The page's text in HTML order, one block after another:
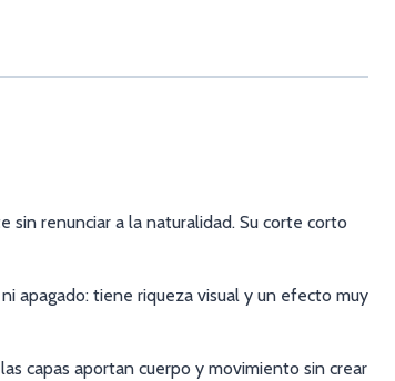
renunciar a la naturalidad. Su corte corto
apagado: tiene riqueza visual y un efecto muy
capas aportan cuerpo y movimiento sin crear